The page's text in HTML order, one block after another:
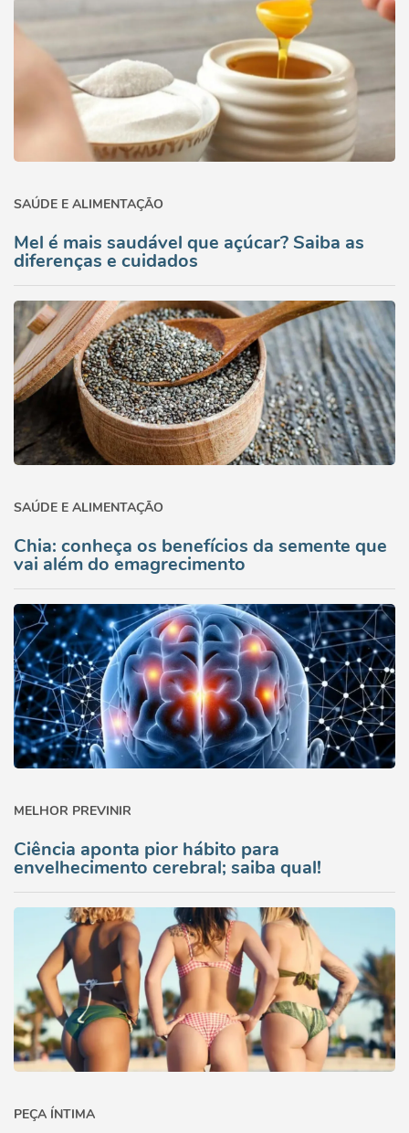
SAÚDE E ALIMENTAÇÃO
Mel é mais saudável que açúcar? Saiba as
diferenças e cuidados
SAÚDE E ALIMENTAÇÃO
Chia: conheça os benefícios da semente que
vai além do emagrecimento
MELHOR PREVINIR
Ciência aponta pior hábito para
envelhecimento cerebral; saiba qual!
PEÇA ÍNTIMA